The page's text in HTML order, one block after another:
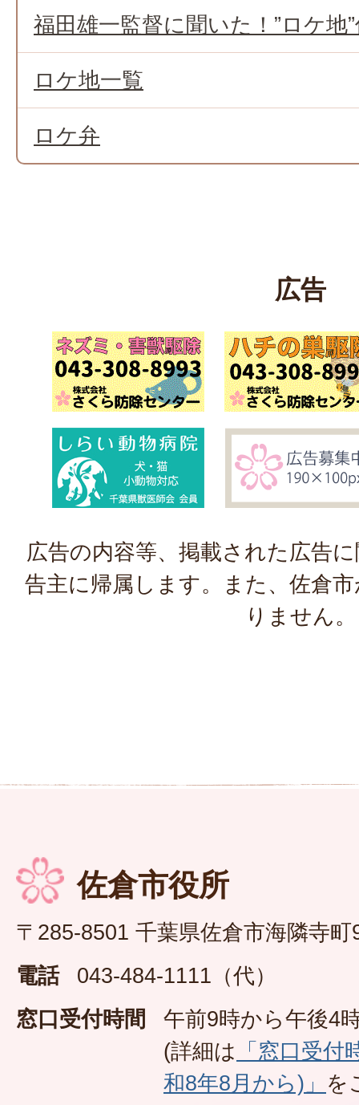
福田雄一監督に聞いた！”ロケ地
ロケ地一覧
ロケ弁
広告
広告の内容等、掲載された広告
告主に帰属します。また、佐倉
りません。
佐倉市役所
〒285-8501 千葉県佐倉市海隣寺町
電話
043-484-1111（代）
窓口受付時間
午前9時から午後4
(詳細は 「窓口受
和8年8月から)」 を